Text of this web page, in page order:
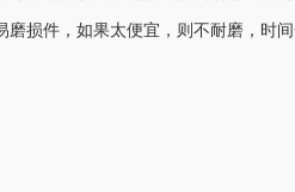
损件，如果太便宜，则不耐磨，时